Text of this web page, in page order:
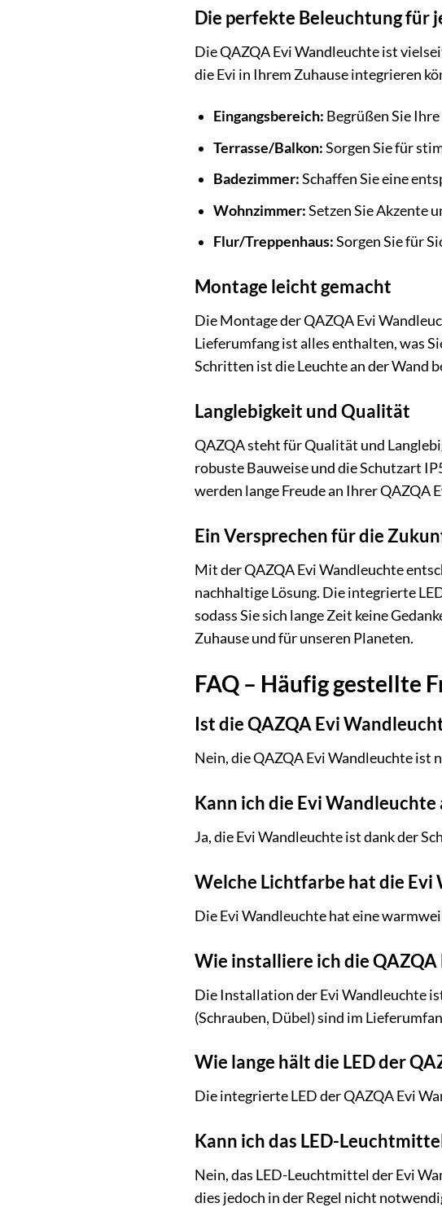
Die perfekte Beleuchtung für
Die QAZQA Evi Wandleuchte ist
die Evi in Ihrem Zuhause integrieren
Eingangsbereich: Begrüßen Sie
Terrasse/Balkon:Sorgen Sie für
Badezimmer:Schaffen Sie eine
Wohnzimmer:Setzen Sie Akzente
Flur/Treppenhaus:Sorgen Sie für
Montage leicht gemacht
Die Montage der QAZQA Evi
Lieferumfang ist alles enthalten, was
Schritten ist die Leuchte an der Wand
Langlebigkeit und Qualität
QAZQA steht für Qualität und
robuste Bauweise und die Schutzart
werden lange Freude an Ihrer QAZQA
Ein Versprechen für die
Mit der QAZQA Evi Wandleuchte
nachhaltige Lösung. Die integrierte
sodass Sie sich lange Zeit keine
Zuhause und für unseren Planeten.
FAQ – Häufig gestellte
Ist die QAZQA Evi
Nein, die QAZQA Evi Wandleuchte ist
Kann ich die Evi
Ja, die Evi Wandleuchte ist dank der
Welche Lichtfarbe hat die Evi
Die Evi Wandleuchte hat eine
Wie installiere ich die
Die Installation der Evi Wandleuchte
(Schrauben, Dübel) sind im
Wie lange hält die LED der
Die integrierte LED der QAZQA Evi
Kann ich das LED-
Nein, das LED-Leuchtmittel der Evi
dies jedoch in der Regel nicht